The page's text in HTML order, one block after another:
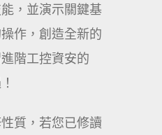
，並演示關鍵基
作，創造全新的
階工控資安的
質，若您已修讀